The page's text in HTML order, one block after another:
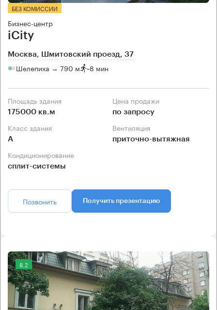
БЕЗ КОМИССИИ
Бизнес-центр
iCity
Москва, Шмитовский проезд, 37
Шелепиха → 790 м ~8 мин
Площадь здания
175000 кв.м
Цена продажи
по запросу
Класс здания
А
Вентиляция
приточно-вытяжная
Кондиционирование
сплит-системы
Позвонить Получить презентацию
8.2